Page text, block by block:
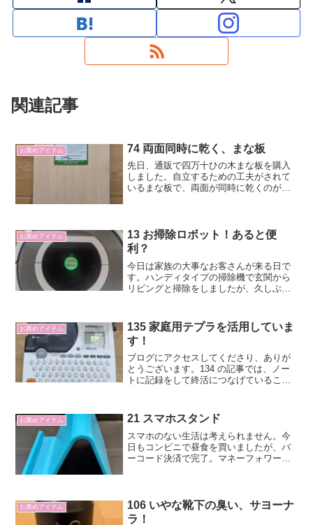
関連記事
お薦めアイテム 74 両面同時に乾く、まな板
先日、通販で四万十ひの木まな板を購入
しました。自立するための工夫がされて
いるまな板で、両面が同時に乾くのが、
お薦めアイテム
13 お掃除ロボット！あると便
利？
今日は家族の大事なお客さんが来る日で
す。ハンディタイプの掃除機で玄関から
リビングと掃除をしましたが、久しぶり
2013年製で今年12年目になります。その
当時は最新でしたが今...
お薦めアイテム
135 家庭用テプラを活用していま
す！
ブログにアクセスしてくださり、ありが
とうございます。134 の記事では、ノー
トに記録をして終活につなげていること
す。仕事では高性能のテプラを使ってい
ますが、家ではシンプ...
お薦めアイテム 21 スマホスタンド
スマホのない生活は考えられません。今
日もコンビニで昼食を買いましたが、バ
ーコード決済で完了。マネーフォワード
躍しています。そして、動...
お薦めアイテム
106 いやな靴下の臭い、サヨーナ
ラ！